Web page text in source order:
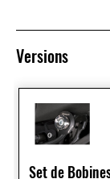
Versions
Set de